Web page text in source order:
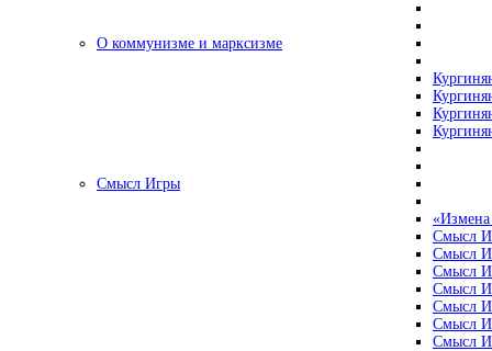
О коммунизме и марксизме
Смысл Игры
«Измена
Смысл
Смысл
Смысл
Смысл
Смысл
Смысл
Смысл